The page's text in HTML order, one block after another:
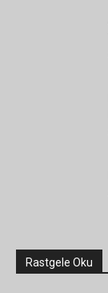
Rastgele Oku